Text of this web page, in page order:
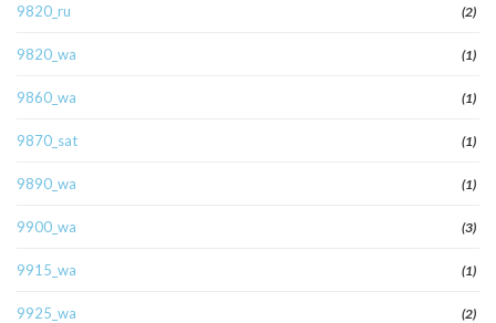
9820_ru (2)
9820_wa (1)
9860_wa (1)
9870_sat (1)
9890_wa (1)
9900_wa (3)
9915_wa (1)
9925_wa (2)